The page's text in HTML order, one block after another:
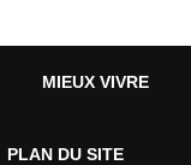
MIEUX VIVRE
PLAN DU SITE